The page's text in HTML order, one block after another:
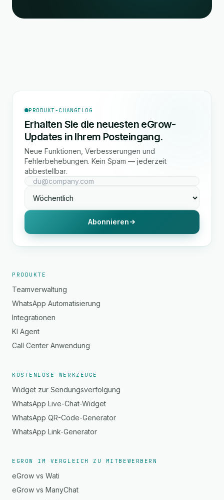
PRODUKT-CHANGELOG
Erhalten Sie die neuesten eGrow-
Updates in Ihrem Posteingang.
Neue Funktionen, Verbesserungen und
Fehlerbehebungen. Kein Spam — jederzeit
abbestellbar.
Abonnieren
PRODUKTE
Teamverwaltung
WhatsApp Automatisierung
Integrationen
KI Agent
Call Center Anwendung
KOSTENLOSE WERKZEUGE
Widget zur Sendungsverfolgung
WhatsApp Live-Chat-Widget
WhatsApp QR-Code-Generator
WhatsApp Link-Generator
EGROW IM VERGLEICH ZU MITBEWERBERN
eGrow vs Wati
eGrow vs ManyChat